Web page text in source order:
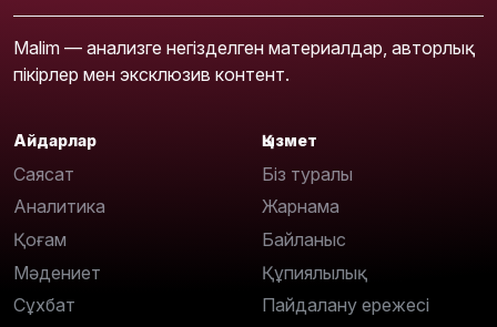
Malim — анализге негізделген материалдар, авторлық
пікірлер мен эксклюзив контент.
Айдарлар
Саясат
Аналитика
Қоғам
Мәдениет
Сұхбат
Қызмет
Біз туралы
Жарнама
Байланыс
Құпиялылық
Пайдалану ережесі